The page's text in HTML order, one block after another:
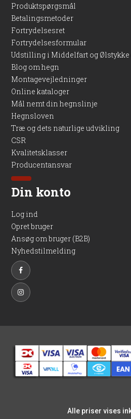
Produktspørgsmål
Betalingsmetoder
Fortrydelsesret
Fortrydelsesformular
Udstilling i Middelfart og
Blog om hegn
Montagevejledninger
Online kataloger
Mål nemt din hegnslinje
Hegnsloven
Træ og dets naturlige udvikling
CSR
Kvalitetsklasser
Producentansvar
Din konto
Log ind
Opret bruger
Ansøg om bruger (B2B)
Nyhedstilmelding
Alle priser vises